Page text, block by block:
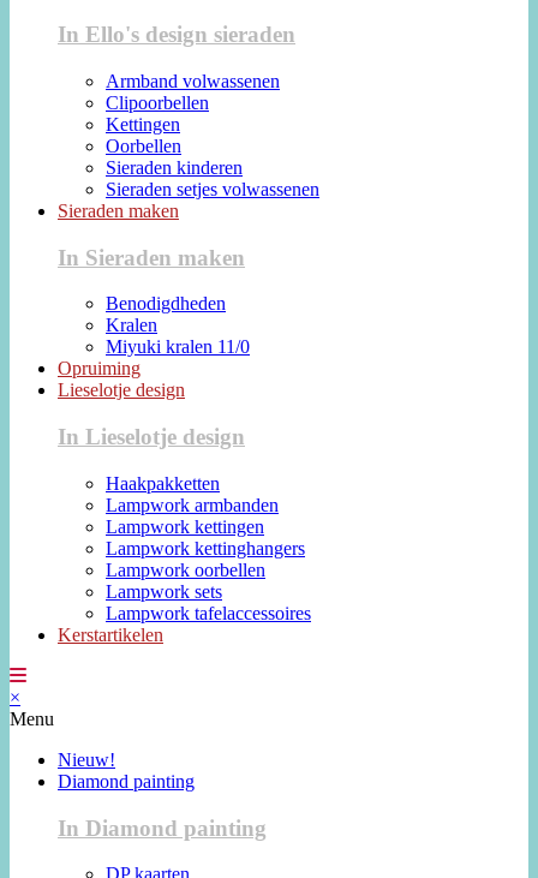
In Ello's design sieraden
Armband volwassenen
Clipoorbellen
Kettingen
Oorbellen
Sieraden kinderen
Sieraden setjes volwassenen
Sieraden maken
In Sieraden maken
Benodigdheden
Kralen
Miyuki kralen 11/0
Opruiming
Lieselotje design
In Lieselotje design
Haakpakketten
Lampwork armbanden
Lampwork kettingen
Lampwork kettinghangers
Lampwork oorbellen
Lampwork sets
Lampwork tafelaccessoires
Kerstartikelen
×
Menu
Nieuw!
Diamond painting
In Diamond painting